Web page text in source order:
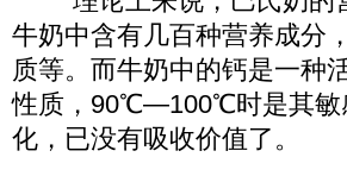
牛奶中含有几百种营养成分
质等。而牛奶中的钙是一种
性质，90℃—100℃时是其敏
化，已没有吸收价值了。